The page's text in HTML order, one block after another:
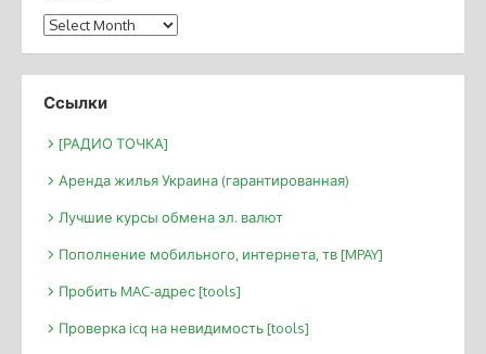
Archives
Ссылки
[РАДИО ТОЧКА]
Аренда жилья Украина (гарантированная)
Лучшие курсы обмена эл. валют
Пополнение мобильного, интернета, тв [MPAY]
Пробить MAC-адрес [tools]
Проверка icq на невидимость [tools]